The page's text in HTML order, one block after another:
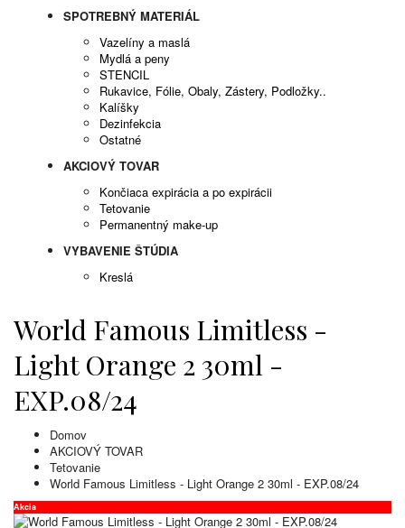
SPOTREBNÝ MATERIÁL
Vazelíny a maslá
Mydlá a peny
STENCIL
Rukavice, Fólie, Obaly, Zástery, Podložky..
Kalíšky
Dezinfekcia
Ostatné
AKCIOVÝ TOVAR
Končiaca expirácia a po expirácii
Tetovanie
Permanentný make-up
VYBAVENIE ŠTÚDIA
Kreslá
World Famous Limitless -
Light Orange 2 30ml -
EXP.08/24
Domov
AKCIOVÝ TOVAR
Tetovanie
World Famous Limitless - Light Orange 2 30ml - EXP.08/24
Akcia